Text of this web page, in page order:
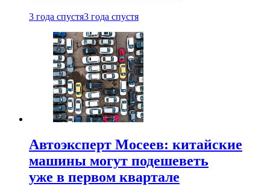
3 года спустя3 года спустя
Автоэксперт Мосеев: китайские
машины могут подешеветь
уже в первом квартале